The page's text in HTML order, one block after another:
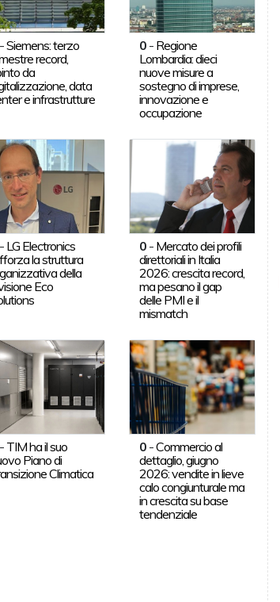
Siemens: terzo
record,
da
data
e infrastrutture
0 - Regione
Lombardia: dieci
nuove misure a
sostegno di imprese,
innovazione e
occupazione
LG Electronics
la struttura
della
Eco
0 - Mercato dei profili
direttoriali in Italia
2026: crescita record,
ma pesano il gap
delle PMI e il
mismatch
TIM ha il suo
Piano di
Climatica
0 -Commercio al
dettaglio, giugno
2026: vendite in lieve
calo congiunturale ma
in crescita su base
tendenziale